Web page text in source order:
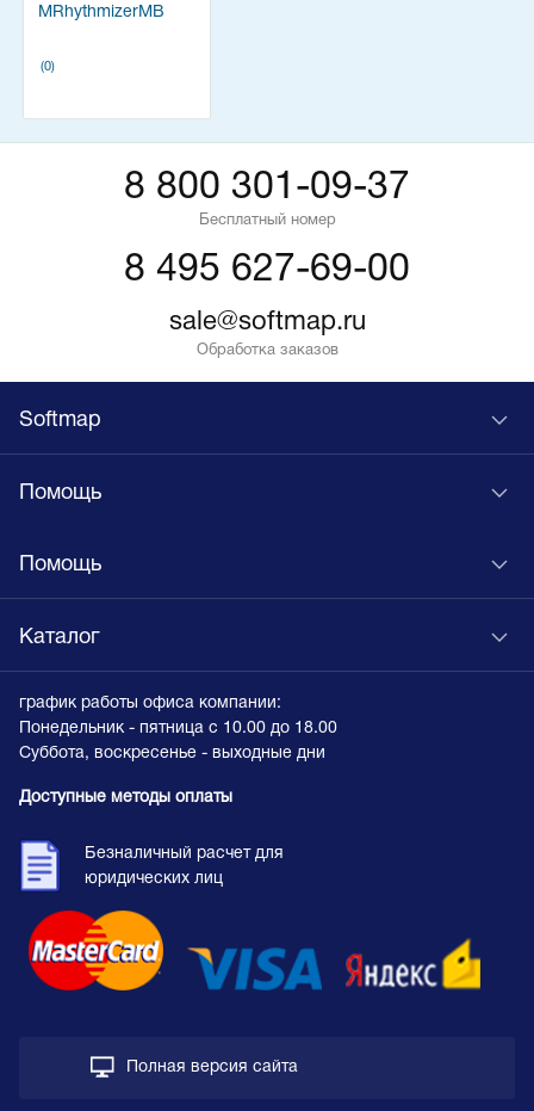
MRhythmizerMB
(0)
8 800 301-09-37
Бесплатный номер
8 495 627-69-00
sale@softmap.ru
Обработка заказов
Softmap
Помощь
Помощь
Каталог
график работы офиса компании:
Понедельник - пятница с 10.00 до 18.00
Суббота, воскресенье - выходные дни
Доступные методы оплаты
Безналичный расчет для
юридических лиц
Полная версия сайта